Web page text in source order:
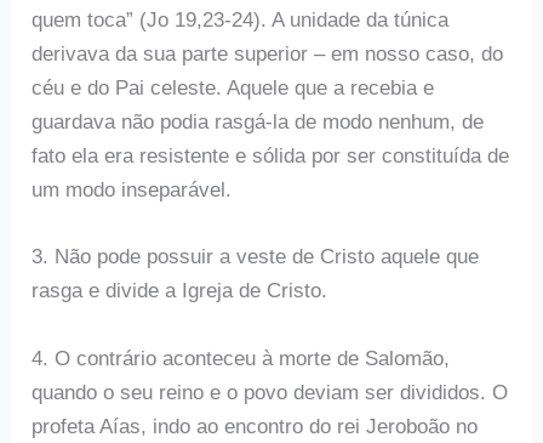
quem toca” (Jo 19,23-24). A unidade da túnica
derivava da sua parte superior – em nosso caso, do
céu e do Pai celeste. Aquele que a recebia e
guardava não podia rasgá-la de modo nenhum, de
fato ela era resistente e sólida por ser constituída de
um modo inseparável.
3. Não pode possuir a veste de Cristo aquele que
rasga e divide a Igreja de Cristo.
4. O contrário aconteceu à morte de Salomão,
quando o seu reino e o povo deviam ser divididos. O
profeta Aías, indo ao encontro do rei Jeroboão no